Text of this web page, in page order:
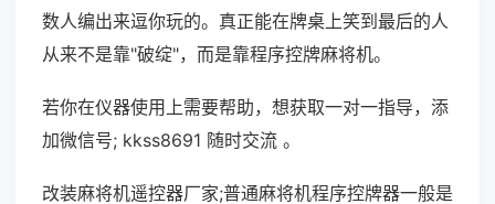
数人编出来逗你玩的。真正能在牌桌上笑到最后的人
从来不是靠"破绽"，而是靠程序控牌麻将机。
若你在仪器使用上需要帮助，想获取一对一指导，添
加微信号; kkss8691 随时交流 。
改装麻将机遥控器厂家;普通麻将机程序控牌器一般是